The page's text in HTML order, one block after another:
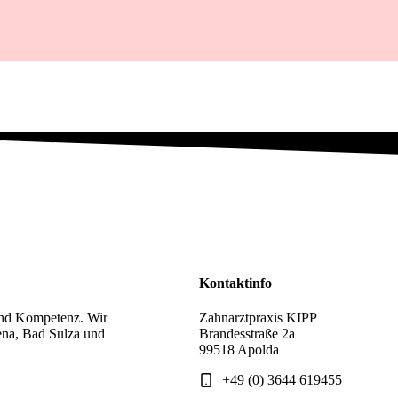
Kompetenz. Wir
Bad Sulza und
Kontaktinfo
Zahnarztpraxis KIPP
Brandesstraße 2a
99518 Apolda
+49 (0) 3644 619455